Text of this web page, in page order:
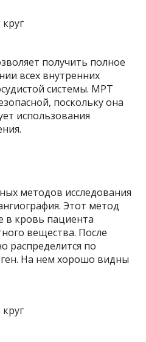
получить полное
всех внутренних
системы. МРТ
поскольку она
использования
методов исследования
Этот метод
в кровь пациента
вещества. После
распределится по
На нем хорошо видны